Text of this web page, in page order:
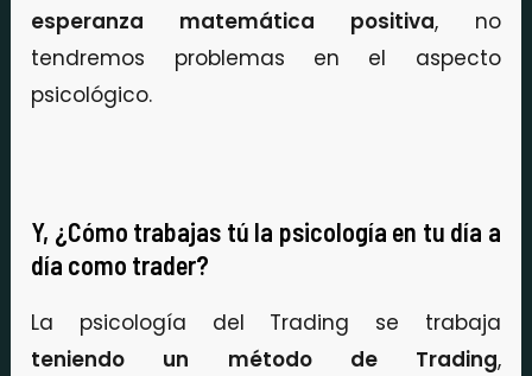
esperanza matemática positiva, no
tendremos problemas en el aspecto
psicológico.
Y, ¿Cómo trabajas tú la psicología en tu día a
día como trader?
La psicología del Trading se trabaja
teniendo un método de Trading,